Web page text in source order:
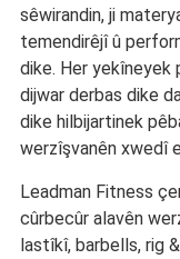
sêwirandin, ji
temendirêjî û
dike. Her yekîneyek
dijwar derbas dike
dike hilbijartinek
werzîşvanên xwedî
Leadman Fitness
cûrbecûr alavên
lastîkî, barbells, rig